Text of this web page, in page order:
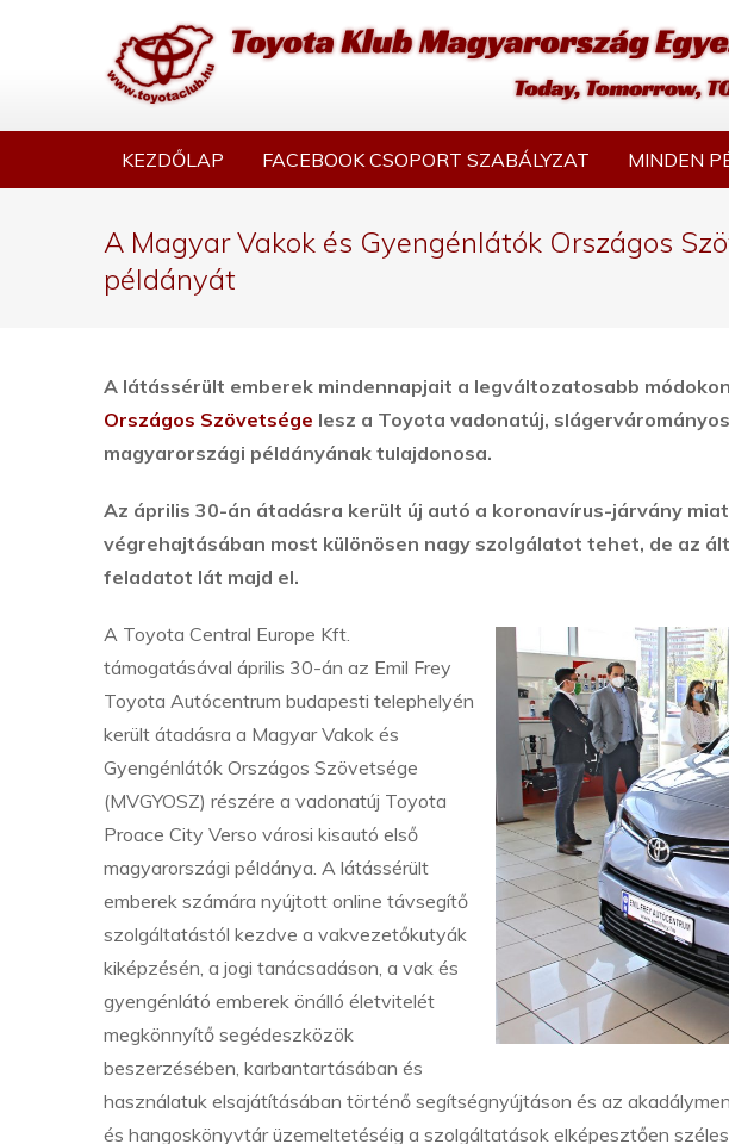
KEZDŐLAP FACEBOOK CSOPORT SZABÁLYZAT MINDEN
A Magyar Vakok és Gyengénlátók Országos
példányát
A látássérült emberek mindennapjait a legváltozatosabb
Országos Szövetsége lesz a Toyota vadonatúj,
magyarországi példányának tulajdonosa.
Az április 30-án átadásra került új autó a koronavírus-járvány
végrehajtásában most különösen nagy szolgálatot tehet, de az
feladatot lát majd el.
A Toyota Central Europe Kft.
támogatásával április 30-án az Emil Frey
Toyota Autócentrum budapesti telephelyén
került átadásra a Magyar Vakok és
Gyengénlátók Országos Szövetsége
(MVGYOSZ) részére a vadonatúj Toyota
Proace City Verso városi kisautó első
magyarországi példánya. A látássérült
emberek számára nyújtott online távsegítő
szolgáltatástól kezdve a vakvezetőkutyák
kiképzésén, a jogi tanácsadáson, a vak és
gyengénlátó emberek önálló életvitelét
megkönnyítő segédeszközök
beszerzésében, karbantartásában és
használatuk elsajátításában történő segítségnyújtáson és az
és hangoskönyvtár üzemeltetéséig a szolgáltatások elképesztően